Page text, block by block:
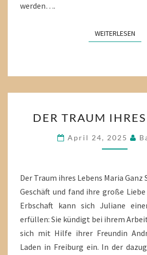
werden….
WEITERLESEN
TRAUM
IHRES
LEBENS
DER TRAUM
April 24, 2025
Der Traum ihres Lebens Maria
Geschäft und fand ihre große
Erbschaft kann sich Juliane
erfüllen: Sie kündigt bei ihrem
sich mit Hilfe ihrer Freundin
Laden in Freiburg ein. In der